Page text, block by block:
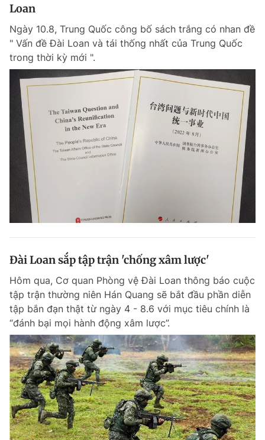
Loan
Ngày 10.8, Trung Quốc công bố sách trắng có nhan đề
" Vấn đề Đài Loan và tái thống nhất của Trung Quốc
trong thời kỳ mới ".
Đài Loan sắp tập trận 'chống xâm lược'
Hôm qua, Cơ quan Phòng vệ Đài Loan thông báo cuộc
tập trận thường niên Hán Quang sẽ bắt đầu phần diễn
tập bắn đạn thật từ ngày 4 - 8.6 với mục tiêu chính là
“đánh bại mọi hành động xâm lược”.